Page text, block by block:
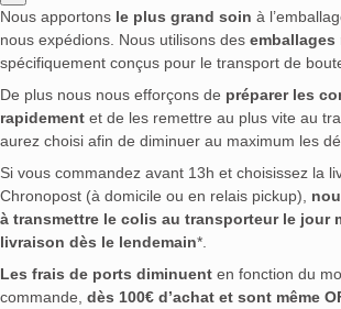
Nous apportons le plus grand soin à
nous expédions. Nous utilisons des emballages
spécifiquement conçus pour le transport de
De plus nous nous efforçons de préparer les
rapidement et de les remettre au plus vite au
aurez choisi afin de diminuer au maximum les
Si vous commandez avant 13h et choisissez la
Chronopost (à domicile ou en relais pickup),
à transmettre le colis au transporteur le jour
livraison dès le lendemain*.
Les frais de ports diminuent en fonction du
commande, dès 100€ d’achat et sont même